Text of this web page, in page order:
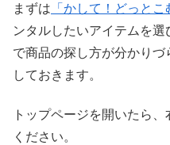
まずは 「かして！どっと
ンタルしたいアイテムを
で商品の探し方が分かり
しておきます。
トップページを開いたら、
ください。